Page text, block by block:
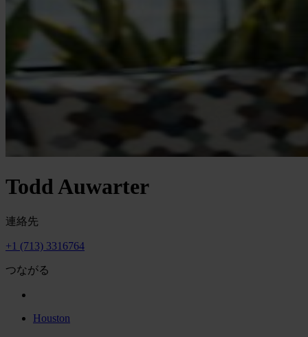
Todd Auwarter
連絡先
+1 (713) 3316764
つながる
Houston